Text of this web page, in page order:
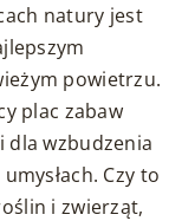
natury jest
powietrzu.
plac zabaw
dla wzbudzenia
Czy to
i zwierząt,